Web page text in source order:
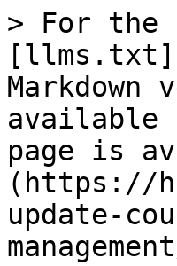
> For the
available
page is
(https://
update-